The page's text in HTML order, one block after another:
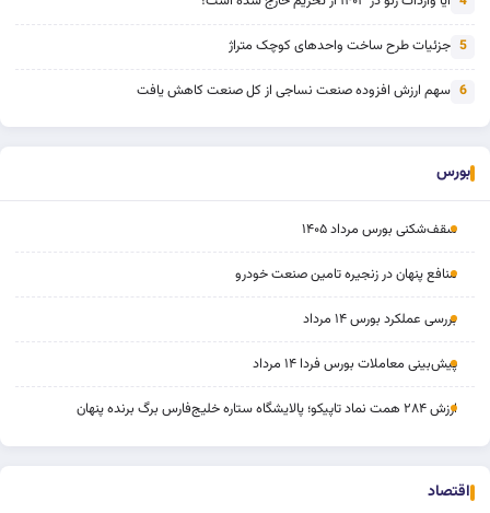
5 جزئیات طرح ساخت واحدهای کوچک متراژ
6 سهم ارزش افزوده صنعت نساجی از کل صنعت کاهش یافت
بورس
سقف‌شکنی بورس مرداد ۱۴۰۵
منافع پنهان در زنجیره تامین صنعت خودرو
بررسی عملکرد بورس ۱۴ مرداد
پیش‌بینی معاملات بورس فردا ۱۴ مرداد
ارزش ۲۸۴ همت نماد تاپیکو؛ پالایشگاه ستاره خلیج‌فارس برگ برنده پنهان
اقتصاد